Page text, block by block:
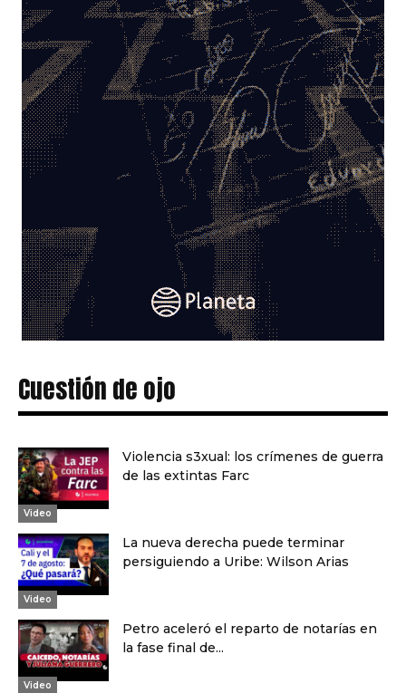
Cuestión de ojo
Video
Violencia s3xual: los crímenes de guerra
de las extintas Farc
Video
La nueva derecha puede terminar
persiguiendo a Uribe: Wilson Arias
Video
Petro aceleró el reparto de notarías en
la fase final de...